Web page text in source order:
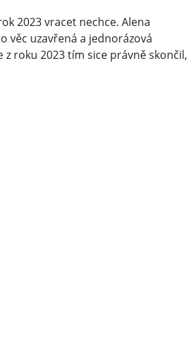
2023 vracet nechce. Alena
věc uzavřená a jednorázová
roku 2023 tím sice právně skončil,